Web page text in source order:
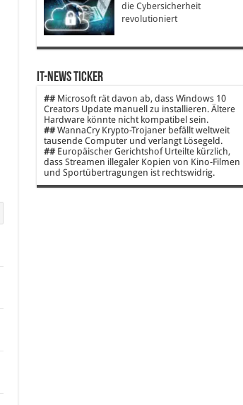
die Cybersicherheit
revolutioniert
IT-News Ticker
##Microsoft rät davon ab, dass Windows 10
Creators Update manuell zu installieren. Ältere
Hardware könnte nicht kompatibel sein.
##WannaCry Krypto-Trojaner befällt weltweit
tausende Computer und verlangt Lösegeld.
##Europäischer Gerichtshof Urteilte kürzlich,
dass Streamen illegaler Kopien von Kino-Filmen
und Sportübertragungen ist rechtswidrig.